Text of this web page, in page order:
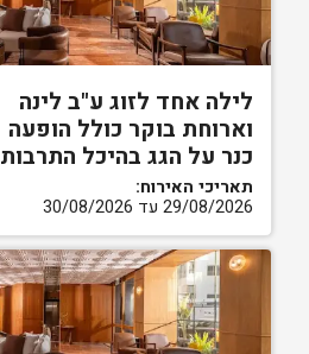
לילה אחד לזוג ע"ב לינה
וארוחת בוקר כולל הופעה
כנר על הגג בהיכל התרבות
תאריכי האירוח:
29/08/2026 עד 30/08/2026